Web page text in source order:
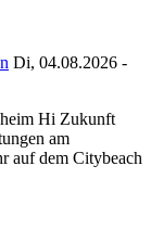
Di, 04.08.2026 -
Hi Zukunft
am
auf dem Citybeach